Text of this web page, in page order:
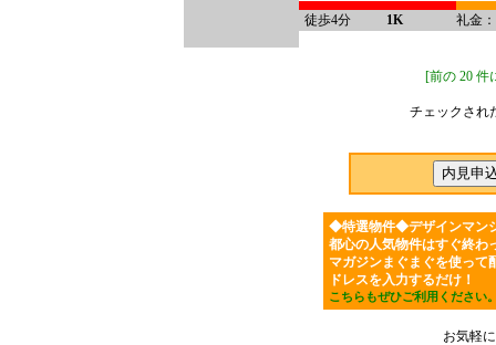
徒歩4分 1K 礼金
[前の 20 件
チェックされ
◆特選物件◆デザインマン
都心の人気物件はすぐ終わ
マガジンまぐまぐを使って
ドレスを入力するだけ！
こちらもぜひご利用ください
お気軽に